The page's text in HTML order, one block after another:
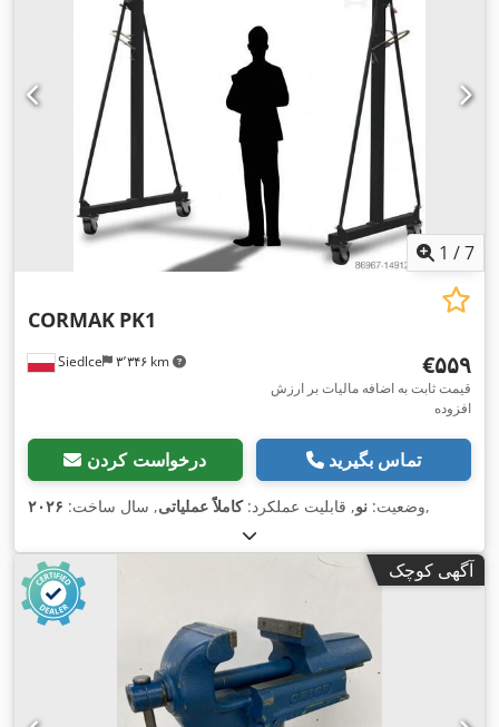
1 /7
Siedlce ۳٬۳۴۶ km
CORMAK PK1
‎€۵۵۹
قیمت ثابت به اضافه مالیات بر ارزش
افزوده
درخواست کردن تماس بگیرید
وضعیت: نو, قابلیت عملکرد:کاملاً عملیاتی, سال ساخت: ۲۰۲۶ ,
آگهی کوچک